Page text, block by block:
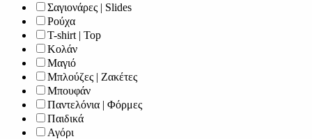
Σαγιονάρες | Slides
Ρούχα
T-shirt | Top
Κολάν
Μαγιό
Μπλούζες | Ζακέτες
Μπουφάν
Παντελόνια | Φόρμες
Παιδικά
Αγόρι